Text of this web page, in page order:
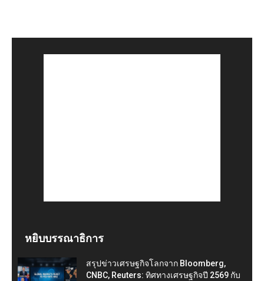
หยิบบรรณาธิการ
สรุปข่าวเศรษฐกิจโลกจาก Bloomberg,
CNBC, Reuters: ทิศทางเศรษฐกิจปี 2569 กับ